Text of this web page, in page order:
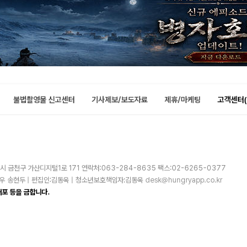
불법촬영물 신고센터 기사제보/보도자료 제휴/마케팅 고객센
시 금천구 가산디지털1로 171 연락처:063-284-8635 팩스:02-6265-0377
현두 | 편집인:김동욱 | 청소년보호책임자:김동욱 desk@hungryapp.co.kr
등을 금합니다.